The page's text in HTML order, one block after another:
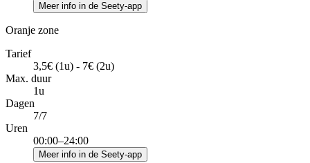
Meer info in de Seety-app
Oranje zone
Tarief
3,5€ (1u) - 7€ (2u)
Max. duur
1u
Dagen
7/7
Uren
00:00–24:00
Meer info in de Seety-app